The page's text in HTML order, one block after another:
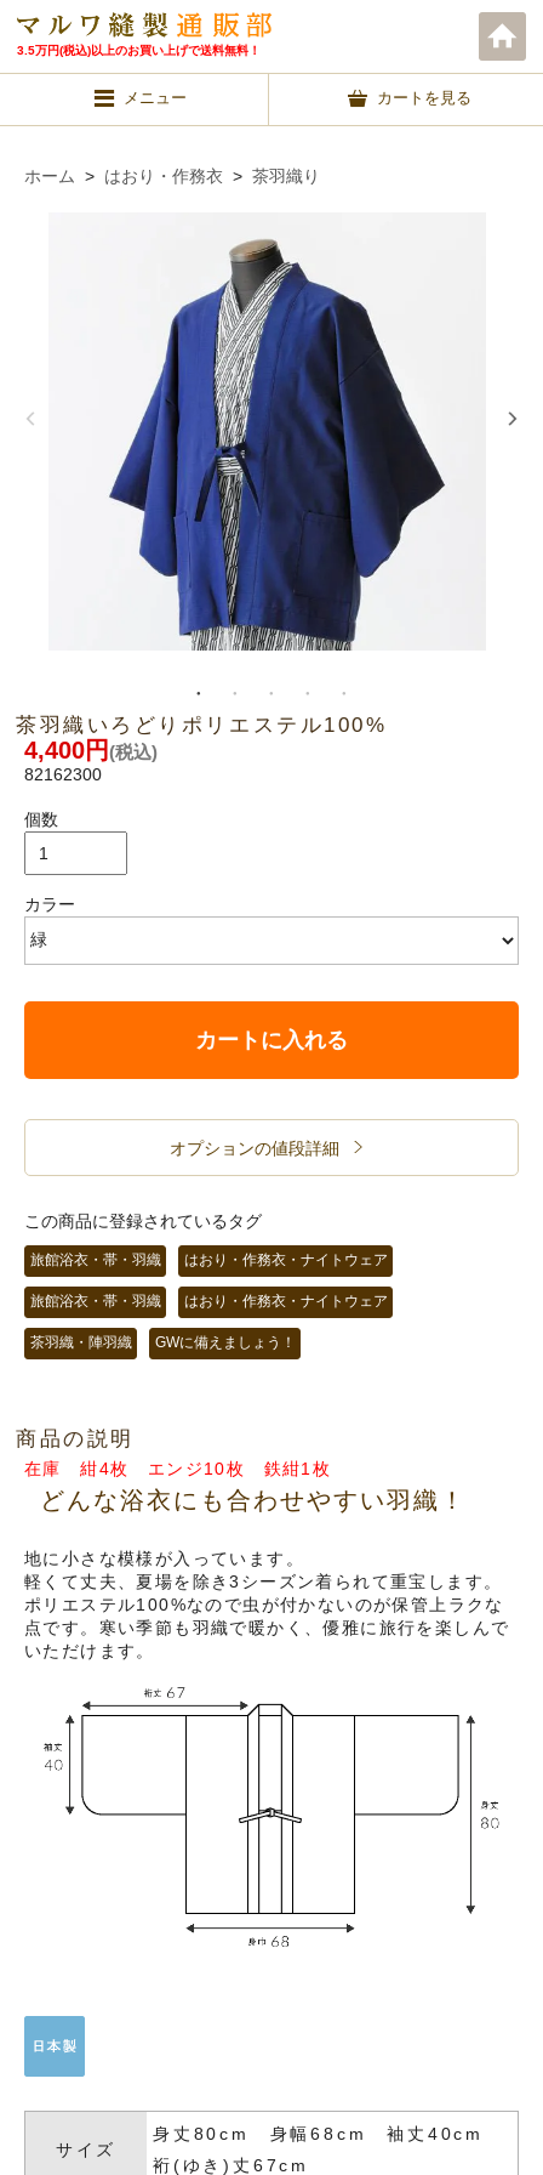
3.5万円(税込)以上のお買い上げで送料無料！
メニュー カートを見る
ホーム > はおり・作務衣 > 茶羽織り
茶羽織いろどりポリエステル100%
4,400円(税込)
82162300
個数
カラー
カートに入れる
オプションの値段詳細
この商品に登録されているタグ
旅館浴衣・帯・羽織 はおり・作務衣・ナイトウェア
旅館浴衣・帯・羽織 はおり・作務衣・ナイトウェア
茶羽織・陣羽織 GWに備えましょう！
商品の説明
在庫 紺4枚 エンジ10枚 鉄紺1枚
どんな浴衣にも合わせやすい羽織！
地に小さな模様が入っています。
軽くて丈夫、夏場を除き3シーズン着られて重宝します。
ポリエステル100%なので虫が付かないのが保管上ラクな
点です。寒い季節も羽織で暖かく、優雅に旅行を楽しんで
いただけます。
サイズ
身丈80cm 身幅68cm 袖丈40cm
裄(ゆき)丈67cm